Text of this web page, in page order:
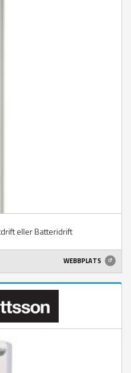
eller Batteridrift
WEBBPLATS